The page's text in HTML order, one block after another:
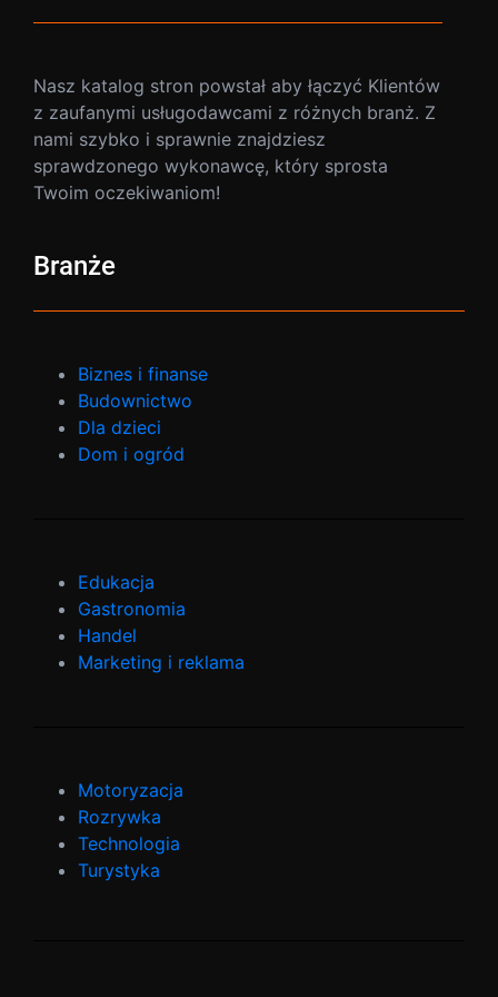
Nasz katalog stron powstał aby łączyć Klientów
z zaufanymi usługodawcami z różnych branż. Z
nami szybko i sprawnie znajdziesz
sprawdzonego wykonawcę, który sprosta
Twoim oczekiwaniom!
Branże
Biznes i finanse
Budownictwo
Dla dzieci
Dom i ogród
Edukacja
Gastronomia
Handel
Marketing i reklama
Motoryzacja
Rozrywka
Technologia
Turystyka